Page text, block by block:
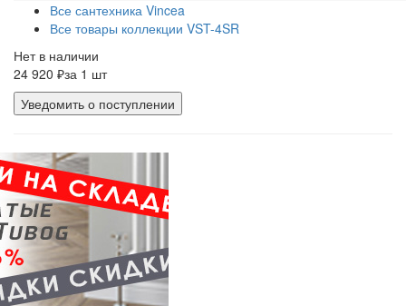
Все сантехника Vincea
Все товары коллекции VST-4SR
Нет в наличии
24 920 ₽за 1 шт
Уведомить о поступлении